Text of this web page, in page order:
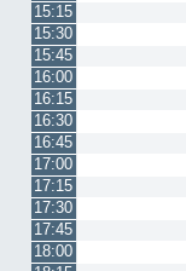
15:15
15:30
15:45
16:00
16:15
16:30
16:45
17:00
17:15
17:30
17:45
18:00